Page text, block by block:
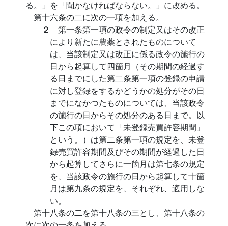
る。」を「聞かなければならない。」に改める。
第十六条の二に次の一項を加える。
２ 第一条第一項の政令の制定又はその改正
により新たに農薬とされたものについて
は、当該制定又は改正に係る政令の施行の
日から起算して四箇月（その期間の経過す
る日までにした第二条第一項の登録の申請
に対し登録をするかどうかの処分がその日
までになかつたものについては、当該政令
の施行の日からその処分のある日まで。以
下この項において「未登録売買許容期間」
という。）は第二条第一項の規定を、未登
録売買許容期間及びその期間が経過した日
から起算してさらに一箇月は第七条の規定
を、当該政令の施行の日から起算して十箇
月は第九条の規定を、それぞれ、適用しな
い。
第十八条の二を第十八条の三とし、第十八条の